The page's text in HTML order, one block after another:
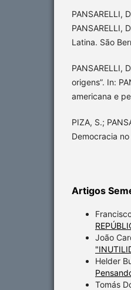
PANSARELLI,
PANSARELLI,
Latina. São
PANSARELLI,
origens”. In:
americana e
PIZA, S.;
Democracia
Artigos
João
Helder
Tomás